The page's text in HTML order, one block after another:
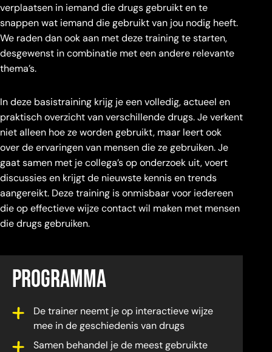
verplaatsen in iemand die drugs gebruikt en te
snappen wat iemand die gebruikt van jou nodig heeft.
We raden dan ook aan met deze training te starten,
desgewenst in combinatie met een andere relevante
thema’s.
In deze basistraining krijg je een volledig, actueel en
praktisch overzicht van verschillende drugs. Je verkent
niet alleen hoe ze worden gebruikt, maar leert ook
over de ervaringen van mensen die ze gebruiken. Je
gaat samen met je collega’s op onderzoek uit, voert
discussies en krijgt de nieuwste kennis en trends
aangereikt. Deze training is onmisbaar voor iedereen
die op effectieve wijze contact wil maken met mensen
die drugs gebruiken.
Programma
De trainer neemt je op interactieve wijze
mee in de geschiedenis van drugs
Samen behandel je de meest gebruikte